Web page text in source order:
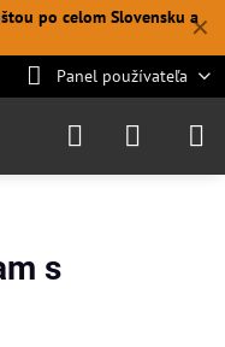
✕
po celom Slovensku a
Panel používateľa
s